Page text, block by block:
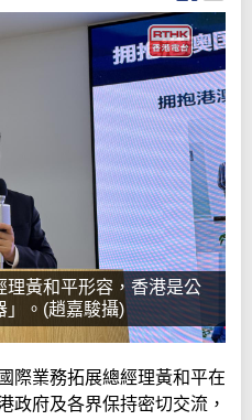
理黃和平形容，香港是公
」。(趙嘉駿攝)
際業務拓展總經理黃和平在
政府及各界保持密切交流，